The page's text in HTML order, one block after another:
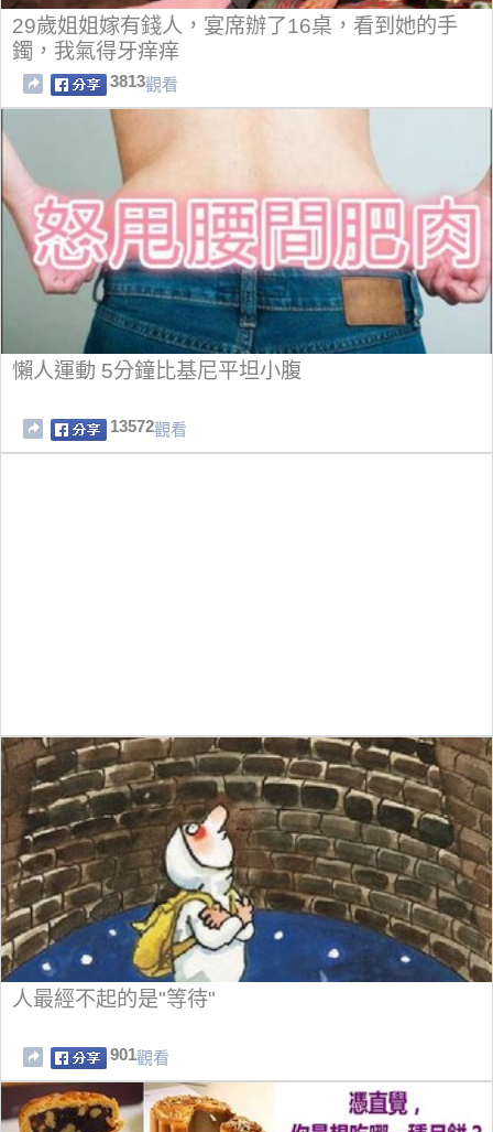
29歲姐姐嫁有錢人，宴席辦了16桌，看到她的手
鐲，我氣得牙痒痒
3813觀看
懶人運動 5分鐘比基尼平坦小腹
13572觀看
人最經不起的是"等待"
901觀看